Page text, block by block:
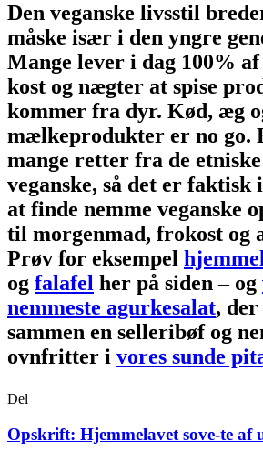
Den veganske livsstil
måske især i den yngre
Mange lever i dag 100%
kost og nægter at spise
kommer fra dyr. Kød, æg
mælkeprodukter er no go.
mange retter fra de
veganske, så det er faktisk
at finde nemme veganske
til morgenmad, frokost og
Prøv for eksempel
og falafel her på siden – og
nemmeste agurkesalat,
sammen en selleribøf og
ovnfritter i vores sunde
Del
Opskrift: Hjemmelavet sove-te af